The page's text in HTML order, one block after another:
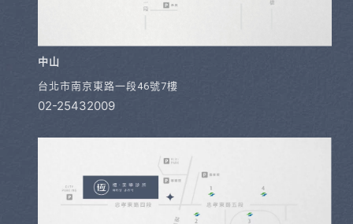
中山
台北市南京東路一段46號7樓
02-25432009